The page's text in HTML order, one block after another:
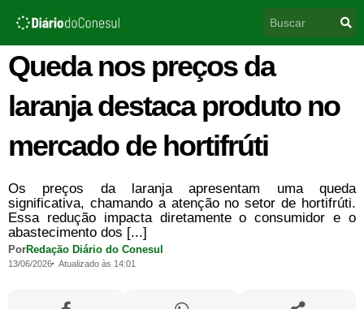
para
conteúdo
Queda nos preços da
laranja destaca produto no
mercado de hortifrúti
Os preços da laranja apresentam uma queda
significativa, chamando a atenção no setor de hortifrúti.
Essa redução impacta diretamente o consumidor e o
abastecimento dos [...]
PorRedação Diário do Conesul
13/06/2026 Atualizado às 14:01